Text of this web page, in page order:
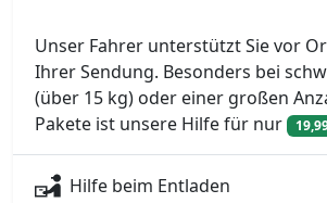
Unser Fahrer unterstützt Sie vor
Ihrer Sendung. Besonders bei
(über 15 kg) oder einer großen
Pakete ist unsere Hilfe für nur
Hilfe beim Entladen